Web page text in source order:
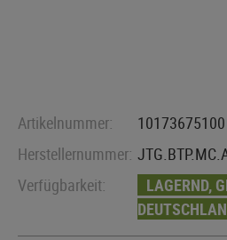
Artikelnummer:
10173675100
Herstellernummer:
Verfügbarkeit:
LAGERND,